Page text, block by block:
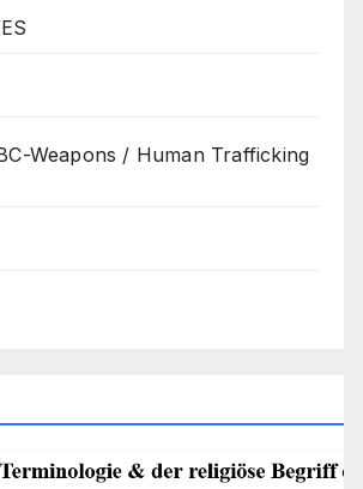
Weapons / Human Trafficking